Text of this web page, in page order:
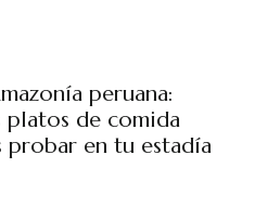
peruana:
platos de comida
probar en tu estadía